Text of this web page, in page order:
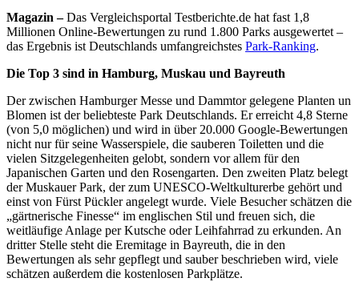
Magazin –Das Vergleichsportal Testberichte.de hat fast 1,8
Millionen Online-Bewertungen zu rund 1.800 Parks ausgewertet –
das Ergebnis ist Deutschlands umfangreichstes Park-Ranking.
Die Top 3 sind in Hamburg, Muskau und Bayreuth
Der zwischen Hamburger Messe und Dammtor gelegene Planten un
Blomen ist der beliebteste Park Deutschlands. Er erreicht 4,8 Sterne
(von 5,0 möglichen) und wird in über 20.000 Google-Bewertungen
nicht nur für seine Wasserspiele, die sauberen Toiletten und die
vielen Sitzgelegenheiten gelobt, sondern vor allem für den
Japanischen Garten und den Rosengarten. Den zweiten Platz belegt
der Muskauer Park, der zum UNESCO-Weltkulturerbe gehört und
einst von Fürst Pückler angelegt wurde. Viele Besucher schätzen die
„gärtnerische Finesse“ im englischen Stil und freuen sich, die
weitläufige Anlage per Kutsche oder Leihfahrrad zu erkunden. An
dritter Stelle steht die Eremitage in Bayreuth, die in den
Bewertungen als sehr gepflegt und sauber beschrieben wird, viele
schätzen außerdem die kostenlosen Parkplätze.